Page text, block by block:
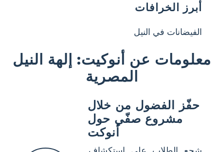
أبرز الخرافات
الفيضانات في النيل
معلومات عن أنوكيت: إلهة النيل
المصرية
حفّز الفضول من خلال
مشروع صفّي حول
أنوكت